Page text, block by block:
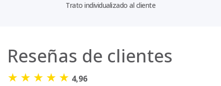
Trato individualizado al cliente
Reseñas de clientes
★ ★ ★ ★ ★ 4,96